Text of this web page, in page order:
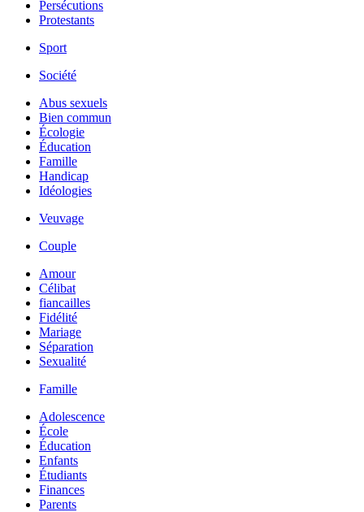
Persécutions
Protestants
Sport
Société
Abus sexuels
Bien commun
Écologie
Éducation
Famille
Handicap
Idéologies
Veuvage
Couple
Amour
Célibat
fiancailles
Fidélité
Mariage
Séparation
Sexualité
Famille
Adolescence
École
Éducation
Enfants
Étudiants
Finances
Parents